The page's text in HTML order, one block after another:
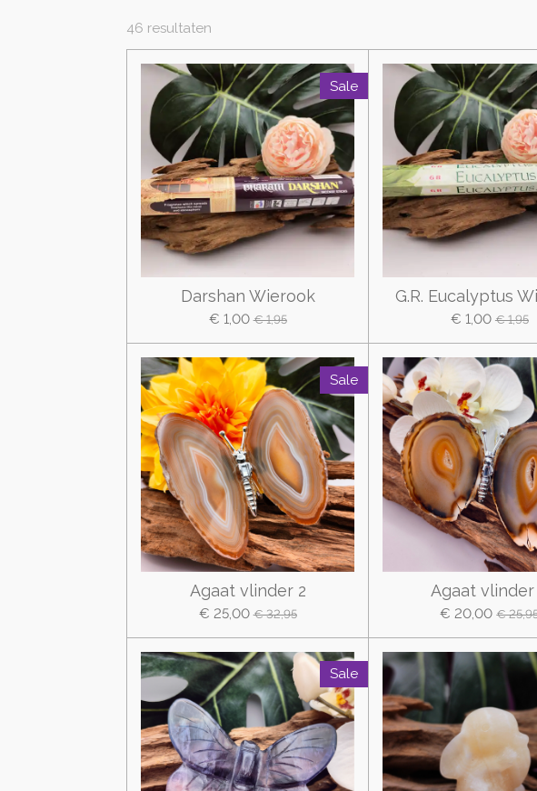
46 resultaten
Sale
Darshan Wierook
€ 1,00 € 1,95
G.R. Eucalyptus
€ 1,00 € 1,95
Sale
Agaat vlinder 2
€ 25,00 € 32,95
Agaat vlinder
€ 20,00 €
Sale